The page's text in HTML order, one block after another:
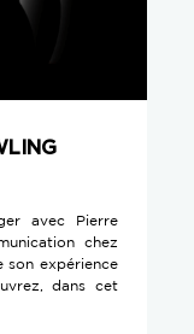
avec Pierre
chez
son expérience
dans cet